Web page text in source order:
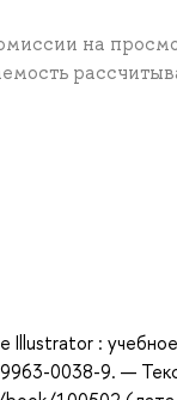
на
Illustrator : учебное
0038-9. —